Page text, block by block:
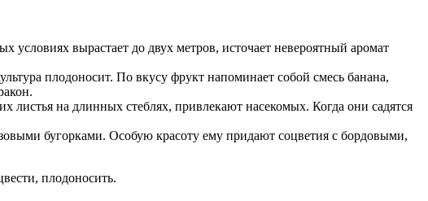
вырастает до двух метров, источает невероятный аромат
плодоносит. По вкусу фрукт напоминает собой смесь банана,
на длинных стеблях, привлекают насекомых. Когда они садятся
бугорками. Особую красоту ему придают соцветия с бордовыми,
плодоносить.